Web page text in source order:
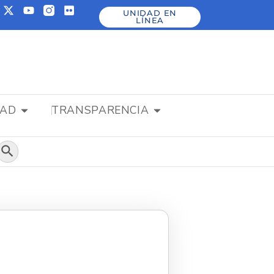
UNIDAD EN
LÍNEA
TRANSPARENCIA
de búsqueda